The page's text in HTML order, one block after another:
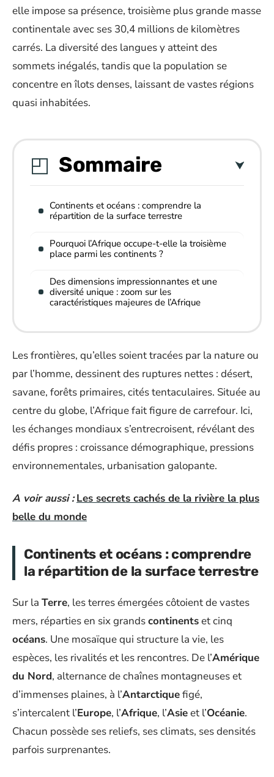
elle impose sa présence, troisième plus grande masse
continentale avec ses 30,4 millions de kilomètres
carrés. La diversité des langues y atteint des
sommets inégalés, tandis que la population se
concentre en îlots denses, laissant de vastes régions
quasi inhabitées.
Sommaire
Continents et océans : comprendre la
répartition de la surface terrestre
Pourquoi l’Afrique occupe-t-elle la troisième
place parmi les continents ?
Des dimensions impressionnantes et une
diversité unique : zoom sur les
caractéristiques majeures de l’Afrique
Les frontières, qu’elles soient tracées par la nature ou
par l’homme, dessinent des ruptures nettes : désert,
savane, forêts primaires, cités tentaculaires. Située au
centre du globe, l’Afrique fait figure de carrefour. Ici,
les échanges mondiaux s’entrecroisent, révélant des
défis propres : croissance démographique, pressions
environnementales, urbanisation galopante.
A voir aussi : Les secrets cachés de la rivière la plus
belle du monde
Continents et océans : comprendre
la répartition de la surface terrestre
Sur la Terre, les terres émergées côtoient de vastes
mers, réparties en six grandscontinentset cinq
océans. Une mosaïque qui structure la vie, les
espèces, les rivalités et les rencontres. De l’Amérique
du Nord, alternance de chaînes montagneuses et
d’immenses plaines, à l’Antarctiquefigé,
s’intercalent l’Europe, l’Afrique, l’Asieet l’Océanie.
Chacun possède ses reliefs, ses climats, ses densités
parfois surprenantes.